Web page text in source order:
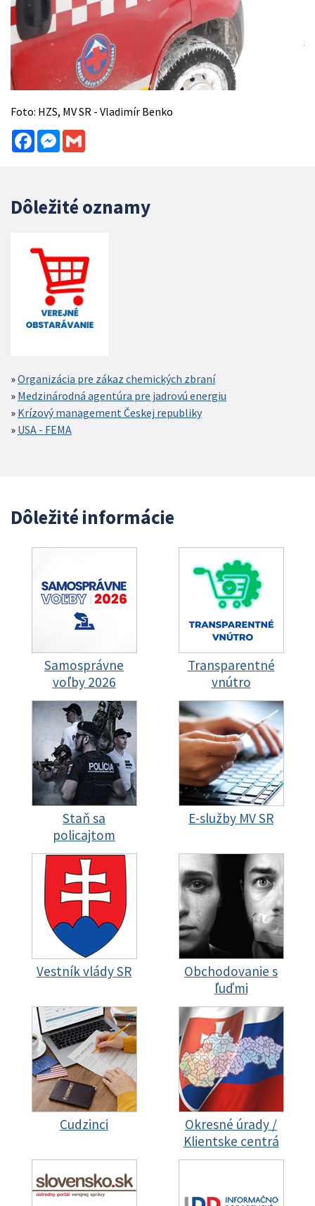
Foto: HZS, MV SR - Vladimír Benko
FacebookMessenger
Dôležité oznamy
Organizácia pre zákaz chemických zbraní
Medzinárodná agentúra pre jadrovú energiu
Krízový management Českej republiky
USA - FEMA
Dôležité informácie
Samosprávne
voľby 2026
Transparentné
vnútro
Staň sa
policajtom
E-služby MV SR
Vestník vlády SR
Obchodovanie s
ľuďmi
Cudzinci
Okresné úrady /
Klientske centrá